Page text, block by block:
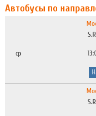
Автобусы по
ср